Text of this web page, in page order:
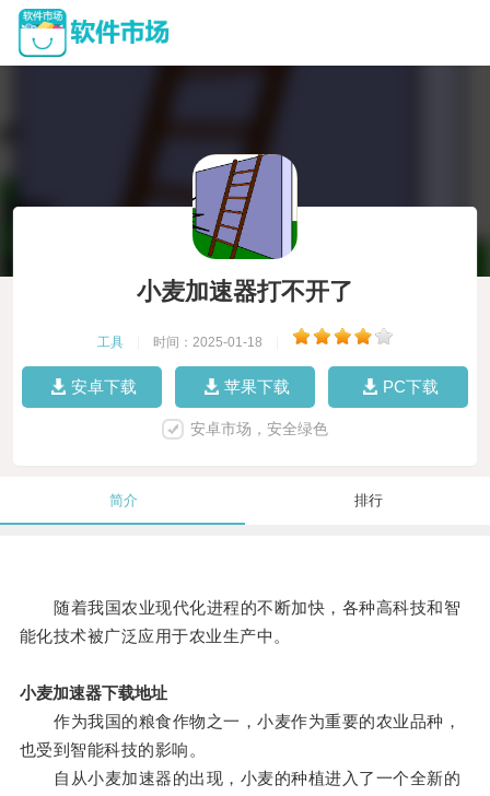
小麦加速器打不开了
工具 时间：2025-01-18
安卓下载 苹果下载 PC下载
安卓市场，安全绿色
简介 排行
随着我国农业现代化进程的不断加快，各种高科技和智
能化技术被广泛应用于农业生产中。
小麦加速器下载地址
作为我国的粮食作物之一，小麦作为重要的农业品种，
也受到智能科技的影响。
自从小麦加速器的出现，小麦的种植进入了一个全新的